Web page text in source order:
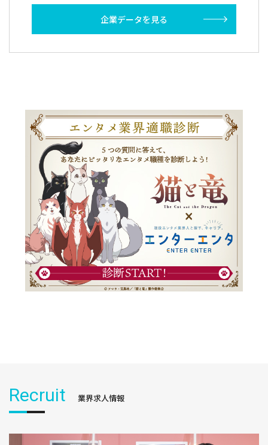
企業データを見る
Recruit 業界求人情報